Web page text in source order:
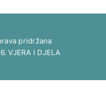
pridržana
VJERA I DJELA